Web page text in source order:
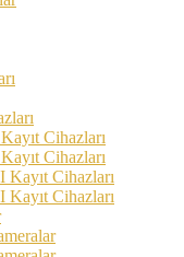
Cihazları
Cihazları
Cihazları
Cihazları